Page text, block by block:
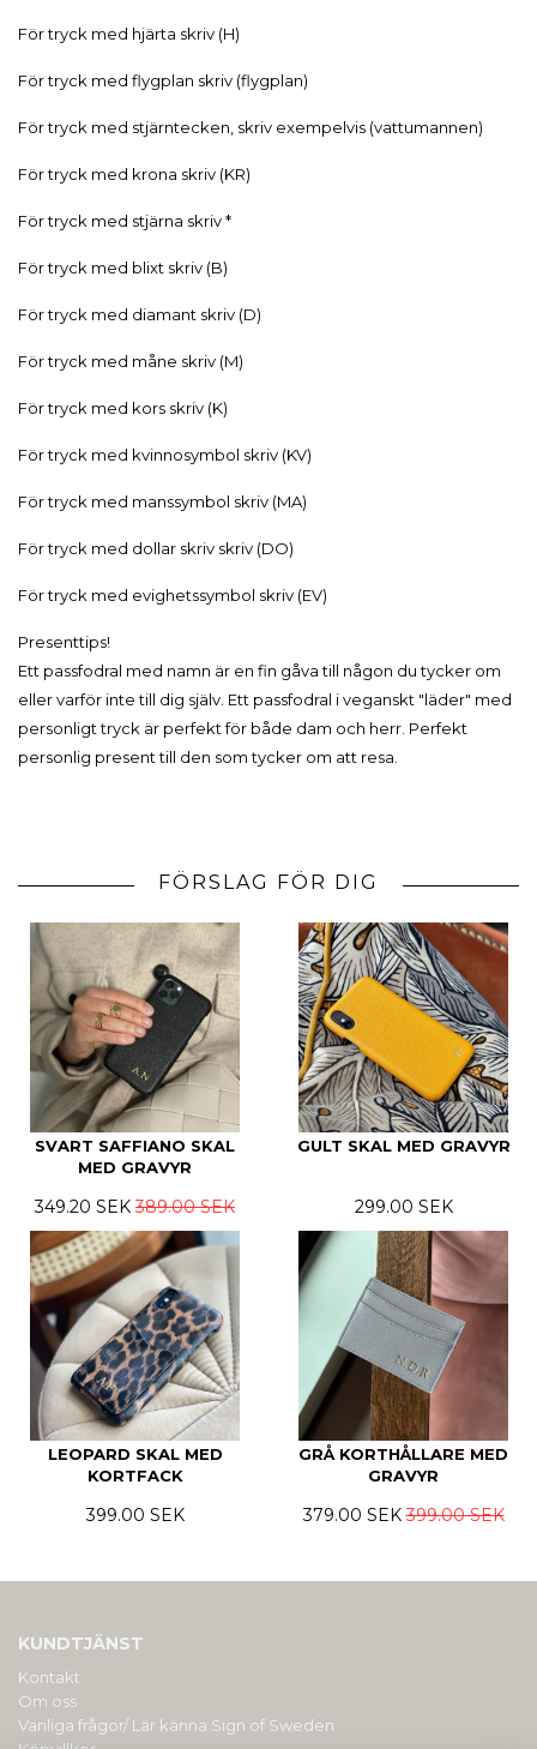
För tryck med hjärta skriv (H)
För tryck med flygplan skriv (flygplan)
För tryck med stjärntecken, skriv exempelvis (vattumannen)
För tryck med krona skriv (KR)
För tryck med stjärna skriv *
För tryck med blixt skriv (B)
För tryck med diamant skriv (D)
För tryck med måne skriv (M)
För tryck med kors skriv (K)
För tryck med kvinnosymbol skriv (KV)
För tryck med manssymbol skriv (MA)
För tryck med dollar skriv skriv (DO)
För tryck med evighetssymbol skriv (EV)
Presenttips!
Ett passfodral med namn är en fin gåva till någon du tycker om
eller varför inte till dig själv. Ett passfodral i veganskt "läder" med
personligt tryck är perfekt för både dam och herr. Perfekt
personlig present till den som tycker om att resa.
FÖRSLAG FÖR DIG
SVART SAFFIANO SKAL
MED GRAVYR
349.20 SEK 389.00 SEK
GULT SKAL MED GRAVYR
299.00 SEK
LEOPARD SKAL MED
KORTFACK
399.00 SEK
GRÅ KORTHÅLLARE MED
GRAVYR
379.00 SEK399.00 SEK
KUNDTJÄNST
Kontakt
Om oss
Vanliga frågor/ Lär känna Sign of Sweden